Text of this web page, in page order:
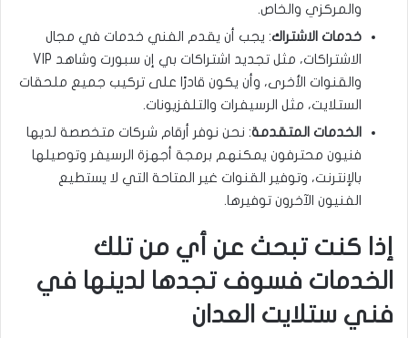
والمركزي والخاص.
خدمات الاشتراك: يجب أن يقدم الفني خدمات في مجال
الاشتراكات، مثل تجديد اشتراكات بي إن سبورت وشاهد VIP
والقنوات الأخرى، وأن يكون قادرًا على تركيب جميع ملحقات
الستلايت، مثل الرسيفرات والتلفزيونات.
الخدمات المتقدمة: نحن نوفر أرقام شركات متخصصة لديها
فنيون محترفون يمكنهم برمجة أجهزة الرسيفر وتوصيلها
بالإنترنت، وتوفير القنوات غير المتاحة التي لا يستطيع
الفنيون الآخرون توفيرها.
إذا كنت تبحث عن أي من تلك
الخدمات فسوف تجدها لدينها في
فني ستلايت العدان